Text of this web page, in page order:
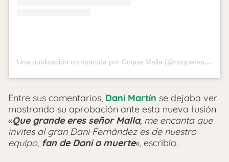
Una publicación compartida por Coque Malla (@coquemalla)
Entre sus comentarios, Dani Martín se dejaba ver
mostrando su aprobación ante esta nueva fusión.
«Que grande eres señor Malla, me encanta que
invites al gran Dani Fernández es de nuestro
equipo, fan de Dani a muerte«, escribía.